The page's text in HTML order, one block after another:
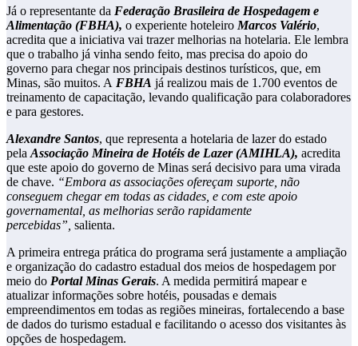
Já o representante da Federação Brasileira de Hospedagem e
Alimentação (FBHA), o experiente hoteleiro Marcos Valério,
acredita que a iniciativa vai trazer melhorias na hotelaria. Ele lembra
que o trabalho já vinha sendo feito, mas precisa do apoio do
governo para chegar nos principais destinos turísticos, que, em
Minas, são muitos. A FBHA já realizou mais de 1.700 eventos de
treinamento de capacitação, levando qualificação para colaboradores
e para gestores.
Alexandre Santos, que representa a hotelaria de lazer do estado
pela Associação Mineira de Hotéis de Lazer (AMIHLA), acredita
que este apoio do governo de Minas será decisivo para uma virada
de chave. “Embora as associações ofereçam suporte, não
conseguem chegar em todas as cidades, e com este apoio
governamental, as melhorias serão rapidamente
percebidas”, salienta.
A primeira entrega prática do programa será justamente a ampliação
e organização do cadastro estadual dos meios de hospedagem por
meio do Portal Minas Gerais. A medida permitirá mapear e
atualizar informações sobre hotéis, pousadas e demais
empreendimentos em todas as regiões mineiras, fortalecendo a base
de dados do turismo estadual e facilitando o acesso dos visitantes às
opções de hospedagem.